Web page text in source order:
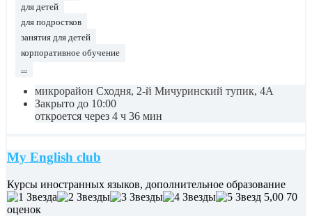
для детей
для подростков
занятия для детей
корпоративное обучение
...
микрорайон Сходня, 2-й Мичуринский тупик, 4А
Закрыто до 10:00
откроется через 4 ч 36 мин
My English club
Курсы иностранных языков, дополнительное образование
5,00 70
оценок